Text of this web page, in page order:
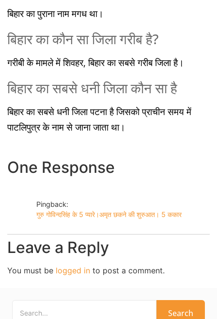
बिहार का पुराना नाम मगध था।
बिहार का कौन सा जिला गरीब है?
गरीबी के मामले में शिवहर, बिहार का सबसे गरीब जिला है।
बिहार का सबसे धनी जिला कौन सा है
बिहार का सबसे धनी जिला पटना है जिसको प्राचीन समय में
पाटलिपुत्र के नाम से जाना जाता था।
One Response
Pingback:
गुरु गोविन्दसिंह के 5 प्यारे।अमृत छकने की शुरुआत। 5 ककार
Leave a Reply
You must be logged in to post a comment.
Search